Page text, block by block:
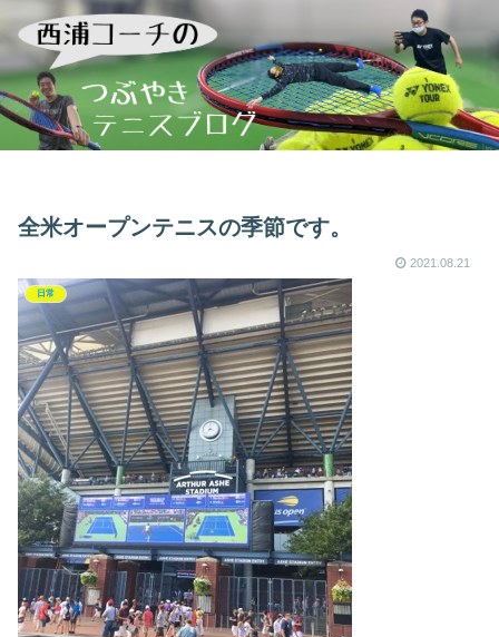
全米オープンテニスの季節です。
2021.08.21
日常